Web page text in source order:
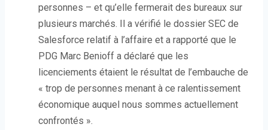
personnes – et qu’elle fermerait des bureaux sur
plusieurs marchés. Il a vérifié le dossier SEC de
Salesforce relatif à l’affaire et a rapporté que le
PDG Marc Benioff a déclaré que les
licenciements étaient le résultat de l’embauche de
« trop ​​​​de personnes menant à ce ralentissement
économique auquel nous sommes actuellement
confrontés ».